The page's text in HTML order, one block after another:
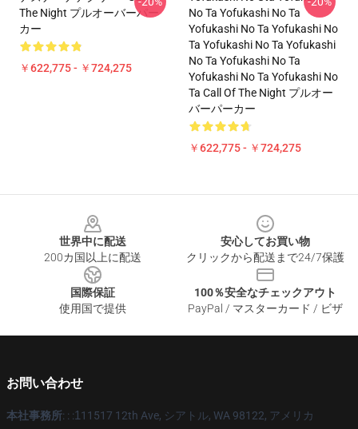
The Night プルオーバーパー
カー
￥622,775 - ￥724,275
No Ta Yofukashi No Ta
Yofukashi No Ta Yofukashi No
Ta Yofukashi No Ta Yofukashi
No Ta Yofukashi No Ta
Yofukashi No Ta Yofukashi No
Ta Call Of The Night プルオー
バーパーカー
￥622,775 - ￥724,275
世界中に配送
200カ国以上に配送
安心してお買い物
クリックから配送まで24/7保護
国際保証
使用国で提供
100％安全なチェックアウト
PayPal / マスターカード / ビザ
お問い合わせ
本社事務所: : :1 11517 12th Ave, シアトル, WA 98122, アメリカ